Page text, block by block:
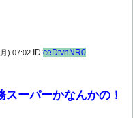
) 07:02 ID:ceDtvnNR0
ーパーかなんかの！